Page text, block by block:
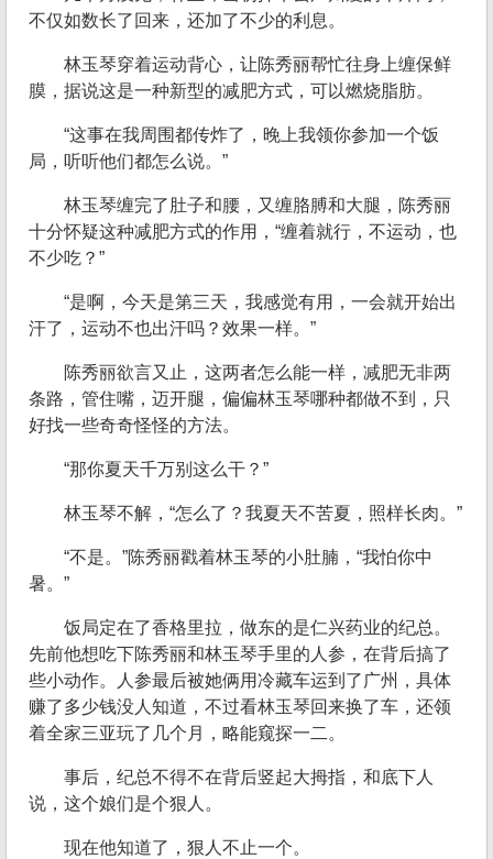
不仅如数长了回来，还加了不少的利息。
林玉琴穿着运动背心，让陈秀丽帮忙往身上缠保鲜
膜，据说这是一种新型的减肥方式，可以燃烧脂肪。
“这事在我周围都传炸了，晚上我领你参加一个饭
局，听听他们都怎么说。”
林玉琴缠完了肚子和腰，又缠胳膊和大腿，陈秀丽
十分怀疑这种减肥方式的作用，“缠着就行，不运动，也
不少吃？”
“是啊，今天是第三天，我感觉有用，一会就开始出
汗了，运动不也出汗吗？效果一样。”
陈秀丽欲言又止，这两者怎么能一样，减肥无非两
条路，管住嘴，迈开腿，偏偏林玉琴哪种都做不到，只
好找一些奇奇怪怪的方法。
“那你夏天千万别这么干？”
林玉琴不解，“怎么了？我夏天不苦夏，照样长肉。”
“不是。”陈秀丽戳着林玉琴的小肚腩，“我怕你中
暑。”
饭局定在了香格里拉，做东的是仁兴药业的纪总。
先前他想吃下陈秀丽和林玉琴手里的人参，在背后搞了
些小动作。人参最后被她俩用冷藏车运到了广州，具体
赚了多少钱没人知道，不过看林玉琴回来换了车，还领
着全家三亚玩了几个月，略能窥探一二。
事后，纪总不得不在背后竖起大拇指，和底下人
说，这个娘们是个狠人。
现在他知道了，狠人不止一个。